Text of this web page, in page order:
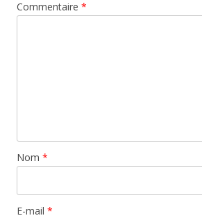
Commentaire *
Nom *
E-mail *